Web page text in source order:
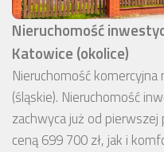
Nieruchomość
Katowice (okolice)
Nieruchomość
(śląskie). Nieruchomość
zachwyca już od
ceną 699 700 zł, jak i